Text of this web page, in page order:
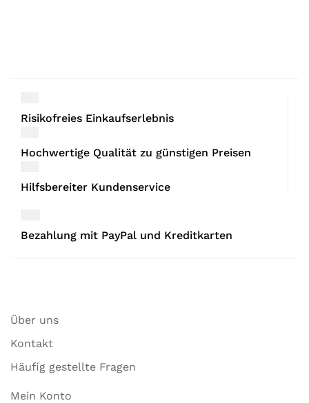
Risikofreies Einkaufserlebnis
Hochwertige Qualität zu günstigen Preisen
Hilfsbereiter Kundenservice
Bezahlung mit PayPal und Kreditkarten
Über uns
Kontakt
Häufig gestellte Fragen
Mein Konto